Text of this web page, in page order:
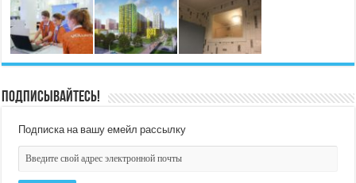
Подписывайтесь!
Подписка на вашу емейл рассылку